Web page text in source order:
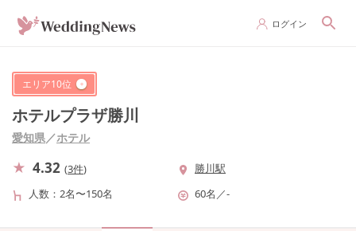
ログイン
エリア10位
ホテルプラザ勝川
愛知県／ホテル
4.32 (3件)
勝川駅
人数
2名〜150名 60名 ／-